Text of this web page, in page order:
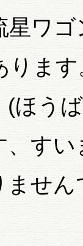
星ワ
ります
(ほう
、す
ません